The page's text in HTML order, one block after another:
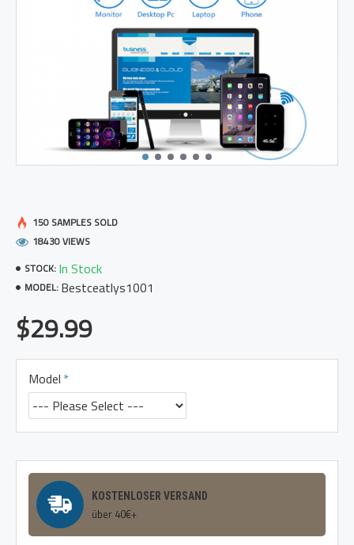
STOCK: In Stock
MODEL: Bestceatlys1001
150 SAMPLES SOLD
18430 VIEWS
$29.99
Model
KOSTENLOSER VERSAND
über 40€+